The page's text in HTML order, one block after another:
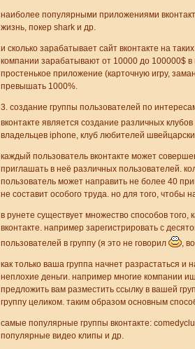
наиболее популярными приложениями
жизнь, покер shark и др.
и сколько зарабатывает сайт вконтакте на
компании зарабатывают от 10000 до 100000$
простенькое приложение (карточную игру,
превышать 1000%.
3. создание группы пользователей по
вконтакте является создание различных
владельцев iphone, клуб любителей
каждый пользователь вконтакте может
приглашать в неё различных пользователей.
пользователь может направить не более 40
не составит особого труда. но для того, чтобы
в рунете существует множество способов того,
вконтакте. например зарегистрировать с
пользователей в группу (я это не говорил
,
как только ваша группа начнет разрастаться и
неплохие деньги. например многие компании
предложить вам разместить ссылку в вашей
группу целиком. таким образом основным
самые популярные группы вконтакте:
популярные видео клипы и др.